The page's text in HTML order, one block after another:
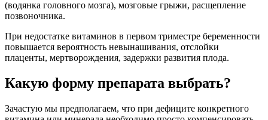
(водянка головного мозга), мозговые грыжи, расщепление
позвоночника.
При недостатке витаминов в первом триместре беременности
повышается вероятность невынашивания, отслойки
плаценты, мертворождения, задержки развития плода.
Какую форму препарата выбрать?
Зачастую мы предполагаем, что при дефиците конкретного